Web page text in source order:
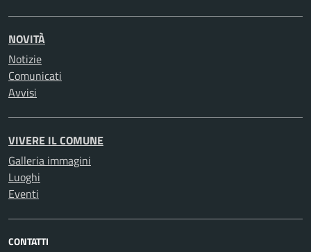
NOVITÀ
Notizie
Comunicati
Avvisi
VIVERE IL COMUNE
Galleria immagini
Luoghi
Eventi
CONTATTI